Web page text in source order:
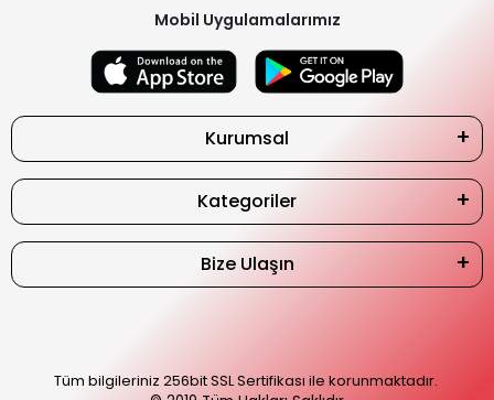
Mobil Uygulamalarımız
Kurumsal
Kategoriler
Bize Ulaşın
Tüm bilgileriniz 256bit SSL Sertifikası ile korunmaktadır.